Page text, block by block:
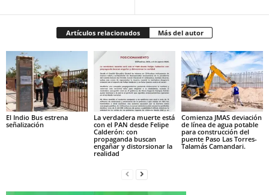
Artículos relacionados Más del autor
El Indio Bus estrena
señalización
La verdadera muerte está
con el PAN desde Felipe
Calderón: con
propaganda buscan
engañar y distorsionar la
realidad
Comienza JMAS deviación
de línea de agua potable
para construcción del
puente Paso Las Torres-
Talamás Camandari.